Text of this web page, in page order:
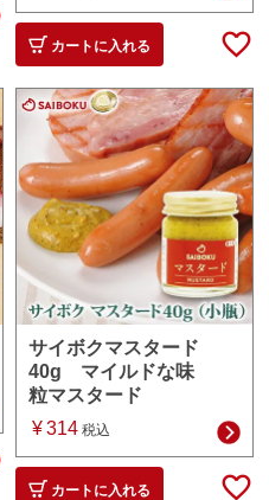
カートに入れる
サイボクマスタード
40g マイルドな味
粒マスタード
¥314 税込
カートに入れる